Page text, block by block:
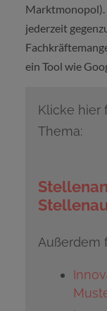
Marktmonopol).
jederzeit
ein Tool wie
Klicke hier
Thema:
Außerdem